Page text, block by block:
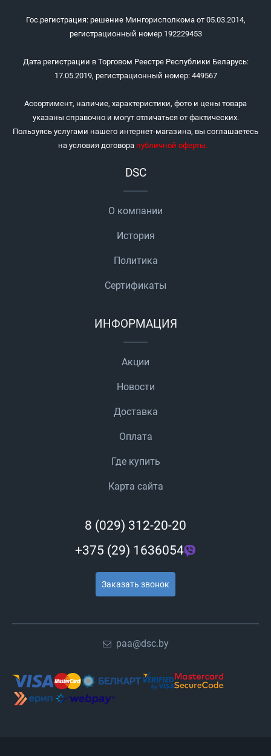
Гос.регистрация: решение Мингорисполкома от 05.03.2014,
регистрационный номер 192229453
Дата регистрации в Торговом Реестре Республики Беларусь:
17.05.2019, регистрационный номер: 449567
Ассортимент, наличие, характеристики, фото и цены товара
указаны справочно и могут отличаться от фактических.
Пользуясь услугами нашего интернет-магазина, вы соглашаетесь
на условия договора публичной оферты.
DSC
О компании
История
Политика
Сертификаты
ИНФОРМАЦИЯ
Акции
Новости
Доставка
Оплата
Где купить
Карта сайта
8 (029) 312-20-20
+375 (29) 1636054
Заказать звонок
paa@dsc.by